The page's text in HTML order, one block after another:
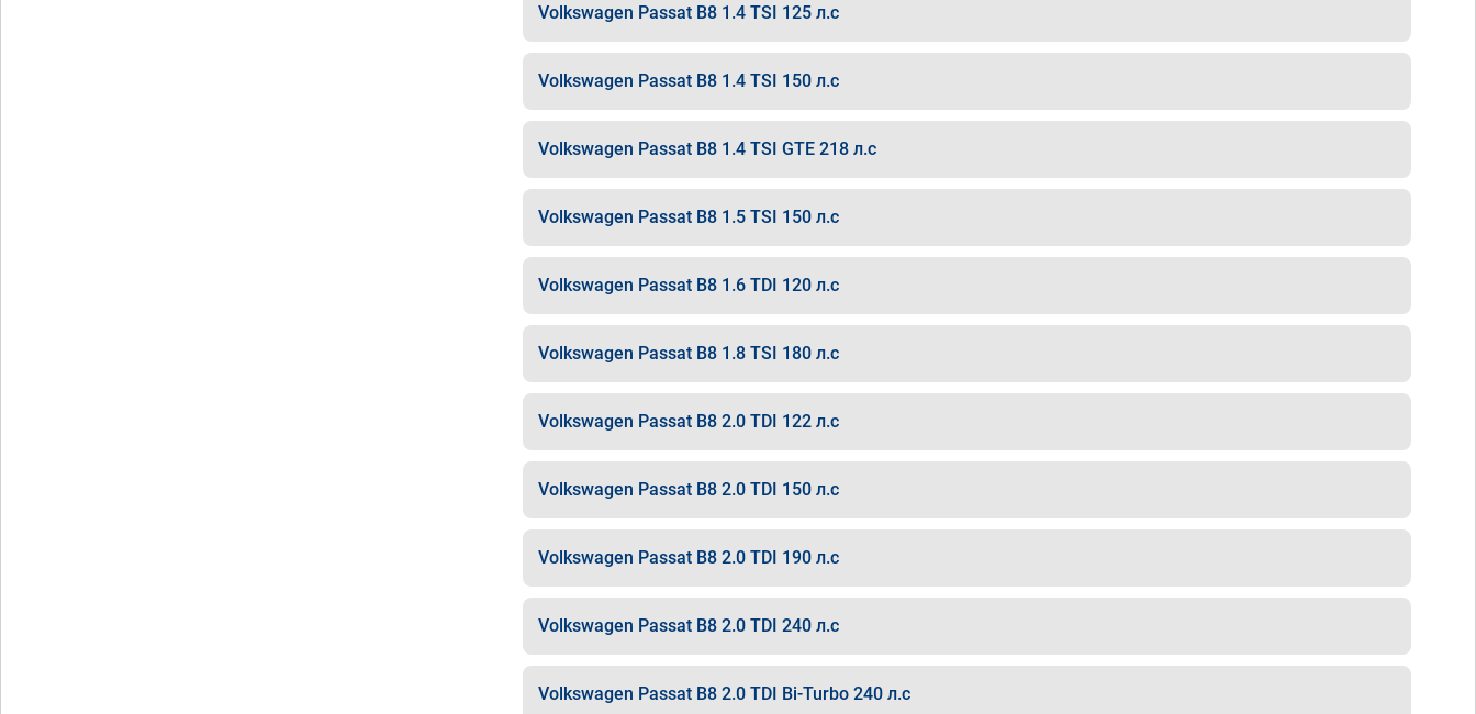
Volkswagen Passat B8 1.4 TSI 125 л.с
Volkswagen Passat B8 1.4 TSI 150 л.с
Volkswagen Passat B8 1.4 TSI GTE 218 л.с
Volkswagen Passat B8 1.5 TSI 150 л.с
Volkswagen Passat B8 1.6 TDI 120 л.с
Volkswagen Passat B8 1.8 TSI 180 л.с
Volkswagen Passat B8 2.0 TDI 122 л.с
Volkswagen Passat B8 2.0 TDI 150 л.с
Volkswagen Passat B8 2.0 TDI 190 л.с
Volkswagen Passat B8 2.0 TDI 240 л.с
Volkswagen Passat B8 2.0 TDI Bi-Turbo 240 л.с